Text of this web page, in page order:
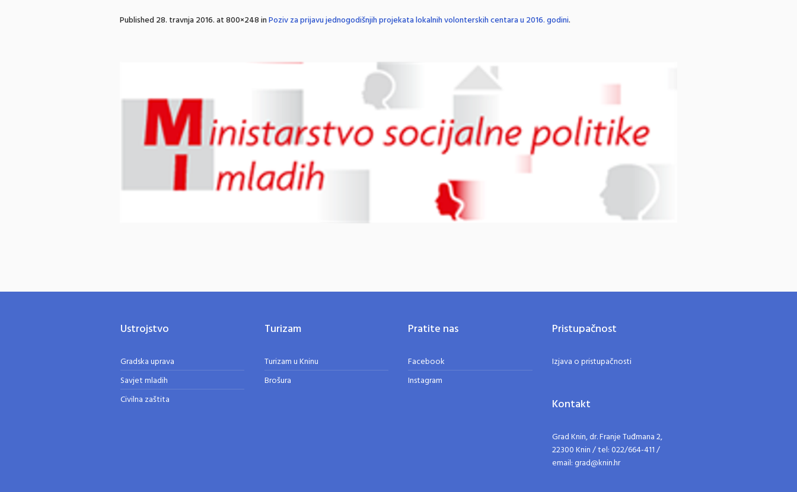
Published28. travnja 2016.at 800×248 inPoziv za prijavu jednogodišnjih projekata lokalnih volonterskih centara u 2016. godini.
Ustrojstvo
Gradska uprava
Savjet mladih
Civilna zaštita
Turizam
Turizam u Kninu
Brošura
Pratite nas
Facebook
Instagram
Pristupačnost
Izjava o pristupačnosti
Kontakt
Grad Knin, dr. Franje Tuđmana 2,
22300 Knin / tel: 022/664-411 /
email: grad@knin.hr